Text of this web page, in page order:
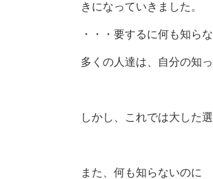
きになっていきました。
・・・要するに何も知
多くの人達は、自分の知
しかし、これでは大した
また、何も知らないのに